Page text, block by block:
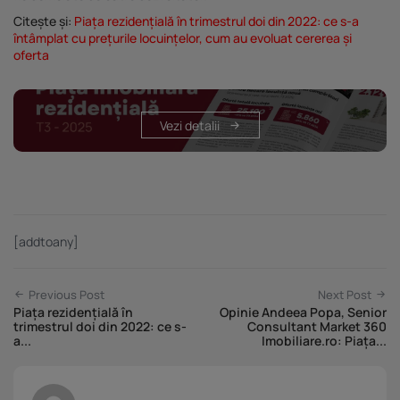
Citește și: Piața rezidențială în trimestrul doi din 2022: ce s-a
întâmplat cu prețurile locuințelor, cum au evoluat cererea și
oferta
Vezi detalii
[addtoany]
Previous Post
Piața rezidențială în
trimestrul doi din 2022: ce s-
a...
Next Post
Opinie Andeea Popa, Senior
Consultant Market 360
Imobiliare.ro: Piața...